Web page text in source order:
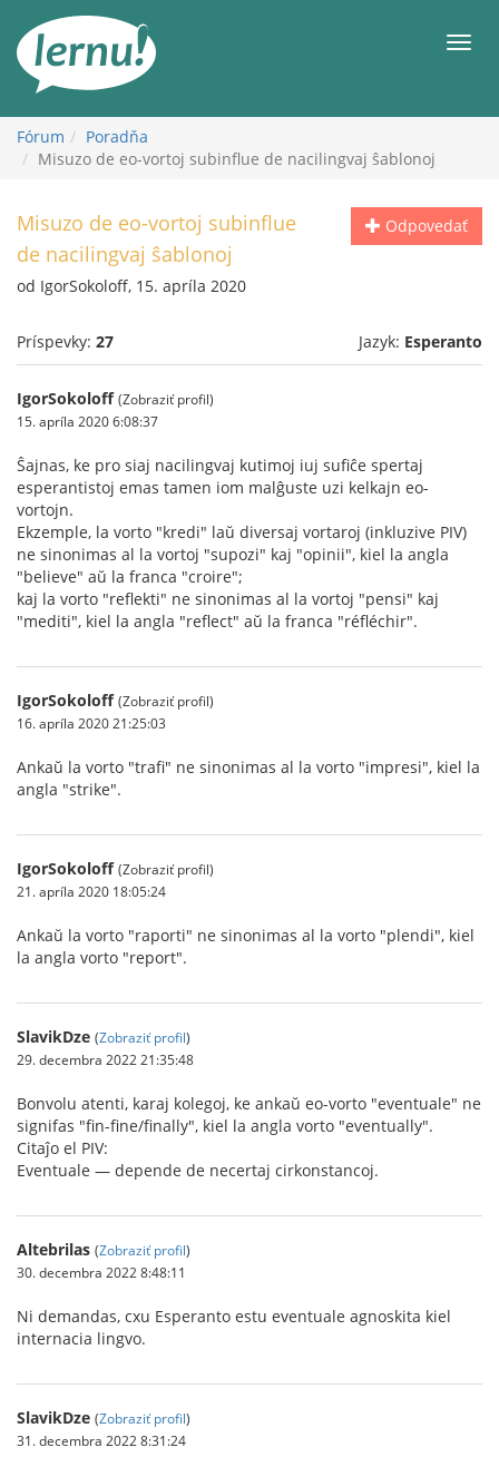
obsah
Fórum
Poradňa
Misuzo de eo-vortoj subinflue de nacilingvaj ŝablonoj
Odpovedať
Misuzo de eo-vortoj subinflue
de nacilingvaj ŝablonoj
od IgorSokoloff, 15. apríla 2020
Príspevky: 27 Jazyk: Esperanto
IgorSokoloff (Zobraziť profil)
15. apríla 2020 6:08:37
Ŝajnas, ke pro siaj nacilingvaj kutimoj iuj sufiĉe spertaj
esperantistoj emas tamen iom malĝuste uzi kelkajn eo-
vortojn.
Ekzemple, la vorto "kredi" laŭ diversaj vortaroj (inkluzive PIV)
ne sinonimas al la vortoj "supozi" kaj "opinii", kiel la angla
"believe" aŭ la franca "croire";
kaj la vorto "reflekti" ne sinonimas al la vortoj "pensi" kaj
"mediti", kiel la angla "reflect" aŭ la franca "réfléchir".
IgorSokoloff (Zobraziť profil)
16. apríla 2020 21:25:03
Ankaŭ la vorto "trafi" ne sinonimas al la vorto "impresi", kiel la
angla "strike".
IgorSokoloff (Zobraziť profil)
21. apríla 2020 18:05:24
Ankaŭ la vorto "raporti" ne sinonimas al la vorto "plendi", kiel
la angla vorto "report".
SlavikDze (Zobraziť profil)
29. decembra 2022 21:35:48
Bonvolu atenti, karaj kolegoj, ke ankaŭ eo-vorto "eventuale" ne
signifas "fin-fine/finally", kiel la angla vorto "eventually".
Citaĵo el PIV:
Eventuale — depende de necertaj cirkonstancoj.
Altebrilas (Zobraziť profil)
30. decembra 2022 8:48:11
Ni demandas, cxu Esperanto estu eventuale agnoskita kiel
internacia lingvo.
SlavikDze (Zobraziť profil)
31. decembra 2022 8:31:24